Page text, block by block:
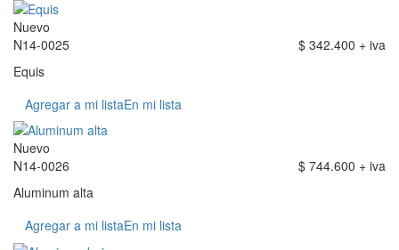
Nuevo
N14-0025
$ 342.400 + iva
Equis
Agregar a mi listaEn mi lista
Nuevo
N14-0026
$ 744.600 + iva
Aluminum alta
Agregar a mi listaEn mi lista